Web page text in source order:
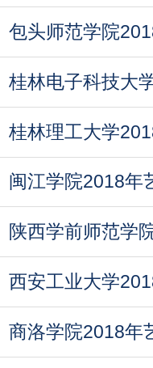
包头师范学院
桂林理工大学
闽江学院2018年
西安工业大学
商洛学院2018年